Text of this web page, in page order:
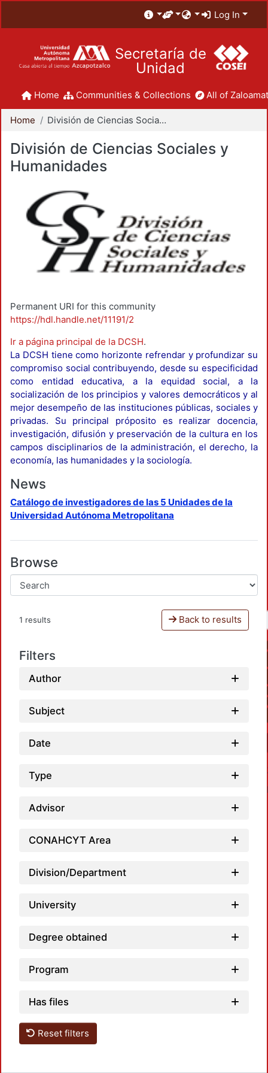
Log In
Secretaría de
Unidad
Home Communities & Collections All of
Home División de Ciencias Sociales y Humanidades
División de Ciencias Sociales y
Humanidades
Permanent URI for this community
https://hdl.handle.net/11191/2
Ir a página principal de la DCSH.
La DCSH tiene como horizonte refrendar y profundizar su
compromiso social contribuyendo, desde su especificidad
como entidad educativa, a la equidad social, a la
socialización de los principios y valores democráticos y al
mejor desempeño de las instituciones públicas, sociales y
privadas. Su principal próposito es realizar docencia,
investigación, difusión y preservación de la cultura en los
campos disciplinarios de la administración, el derecho, la
economía, las humanidades y la sociología.
News
Catálogo de investigadores de las 5 Unidades de la
Universidad Autónoma Metropolitana
Browse
1 results Back to results
Filters
Author
Subject
Date
Type
Advisor
CONAHCYT Area
Division/Department
University
Degree obtained
Program
Has files
Reset filters